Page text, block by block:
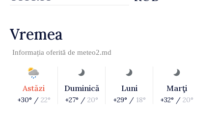
Vremea
Informația oferită de meteo2.md
Astăzi
+30° / 22°
Duminică
+27° / 20°
Luni
+29° / 18°
Marţi
+32° / 20°